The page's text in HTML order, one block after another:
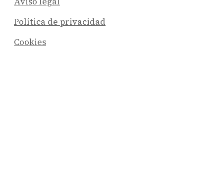
Política de privacidad
Cookies